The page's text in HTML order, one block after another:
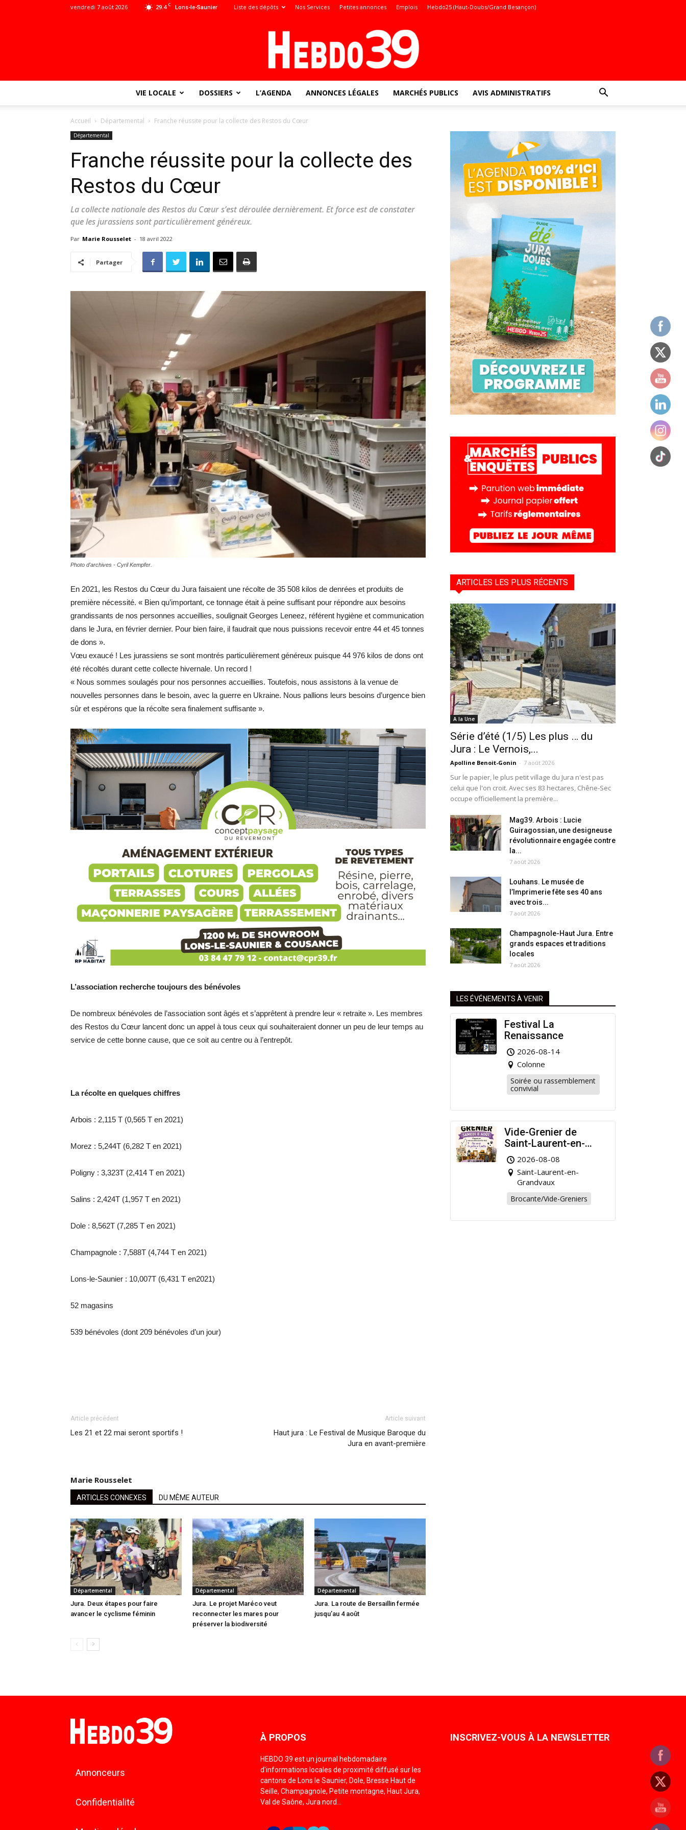
29.4 C Lons-le-Saunier
vendredi 7 août 2026 Liste des dépôts Nos Services Petites annonces Emplois Hebdo25 (Haut-Doubs/Grand Besançon)
–
Hebdo39
VIE LOCALE DOSSIERS L’AGENDA ANNONCES LÉGALES MARCHÉS PUBLICS AVIS ADMINISTRATIFS
Accueil Départemental Franche réussite pour la collecte des Restos du Cœur
Départemental
Franche réussite pour la collecte des
Restos du Cœur
La collecte nationale des Restos du Cœur s’est déroulée dernièrement. Et force est de constater
que les jurassiens sont particulièrement généreux.
Par Marie Rousselet - 18 avril 2022
Partager
Photo d'archives - Cyril Kempfer.
En 2021, les Restos du Cœur du Jura faisaient une récolte de 35 508 kilos de denrées et produits de
première nécessité. « Bien qu’important, ce tonnage était à peine suffisant pour répondre aux besoins
grandissants de nos personnes accueillies, soulignait Georges Leneez, référent hygiène et communication
dans le Jura, en février dernier. Pour bien faire, il faudrait que nous puissions recevoir entre 44 et 45 tonnes
de dons ».
Vœu exaucé ! Les jurassiens se sont montrés particulièrement généreux puisque 44 976 kilos de dons ont
été récoltés durant cette collecte hivernale. Un record !
« Nous sommes soulagés pour nos personnes accueillies. Toutefois, nous assistons à la venue de
nouvelles personnes dans le besoin, avec la guerre en Ukraine. Nous pallions leurs besoins d’urgence bien
sûr et espérons que la récolte sera finalement suffisante ».
L’association recherche toujours des bénévoles
De nombreux bénévoles de l’association sont âgés et s’apprêtent à prendre leur « retraite ». Les membres
des Restos du Cœur lancent donc un appel à tous ceux qui souhaiteraient donner un peu de leur temps au
service de cette bonne cause, que ce soit au centre ou à l’entrepôt.
La récolte en quelques chiffres
Arbois : 2,115 T (0,565 T en 2021)
Morez : 5,244T (6,282 T en 2021)
Poligny : 3,323T (2,414 T en 2021)
Salins : 2,424T (1,957 T en 2021)
Dole : 8,562T (7,285 T en 2021)
Champagnole : 7,588T (4,744 T en 2021)
Lons-le-Saunier : 10,007T (6,431 T en2021)
52 magasins
539 bénévoles (dont 209 bénévoles d’un jour)
Article précédent
Les 21 et 22 mai seront sportifs !
Article suivant
Haut jura : Le Festival de Musique Baroque du
Jura en avant-première
Marie Rousselet
ARTICLES CONNEXES DU MÊME AUTEUR
Départemental
Jura. Deux étapes pour faire
avancer le cyclisme féminin
Départemental
Jura. Le projet Maréco veut
reconnecter les mares pour
préserver la biodiversité
Départemental
Jura. La route de Bersaillin fermée
jusqu’au 4 août
ARTICLES LES PLUS RÉCENTS
A la Une
Série d’été (1/5) Les plus … du
Jura : Le Vernois,...
Apolline Benoit-Gonin - 7 août 2026
Sur le papier, le plus petit village du Jura n'est pas
celui que l'on croit. Avec ses 83 hectares, Chêne-Sec
occupe officiellement la première...
Mag39. Arbois : Lucie
Guiragossian, une designeuse
révolutionnaire engagée contre
la...
7 août 2026
Louhans. Le musée de
l’Imprimerie fête ses 40 ans
avec trois...
7 août 2026
Champagnole-Haut Jura. Entre
grands espaces et traditions
locales
7 août 2026
LES ÉVÉNEMENTS À VENIR
Festival La
Renaissance
2026-08-14
Colonne
Soirée ou rassemblement
convivial
Vide-Grenier de
Saint-Laurent-en-
Grandvaux : Venez
chiner pour la bonne
cause !
2026-08-08
Saint-Laurent-en-
Grandvaux
Brocante/Vide-Greniers